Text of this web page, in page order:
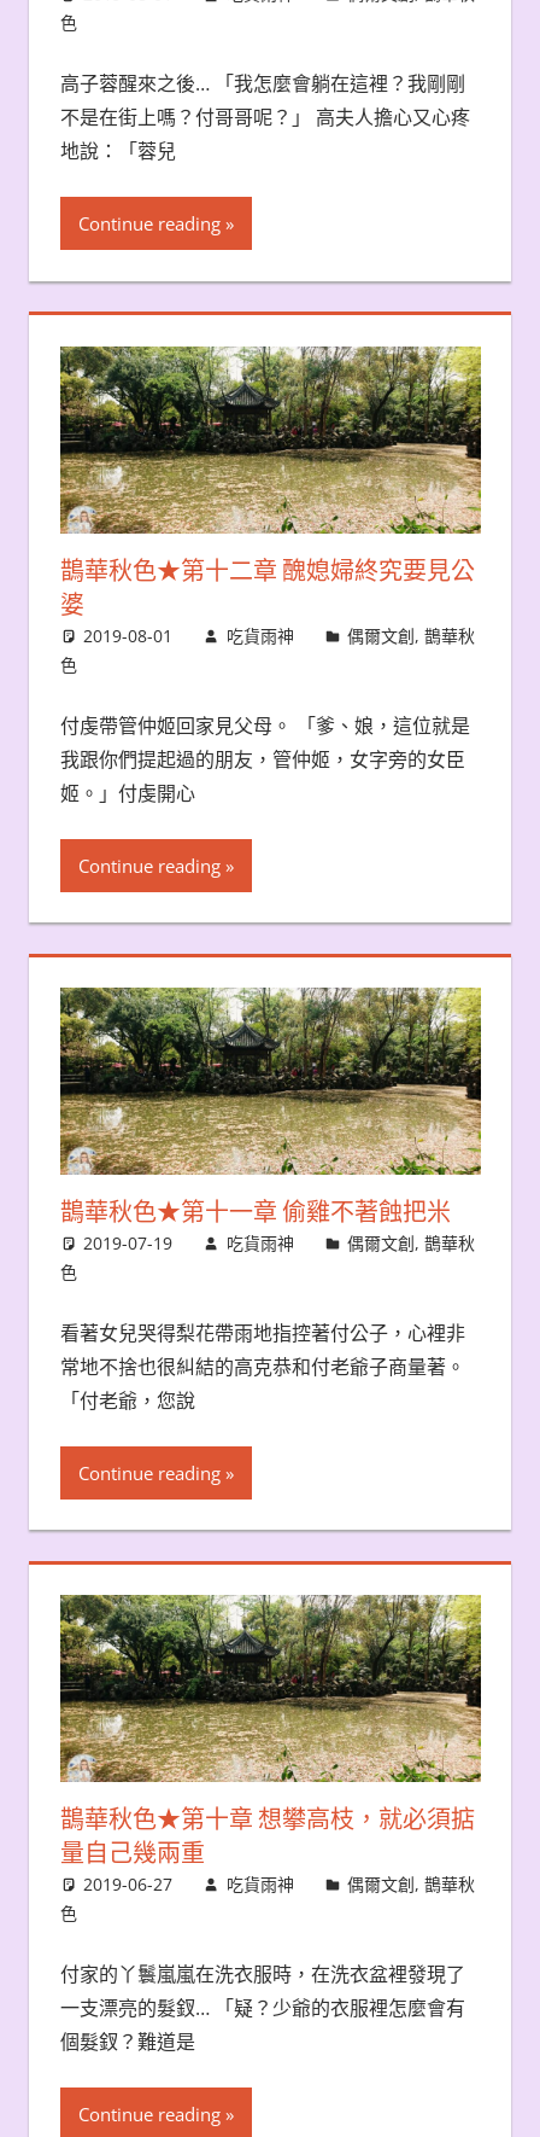
色
高子蓉醒來之後… 「我怎麼會躺在這裡？我剛剛
不是在街上嗎？付哥哥呢？」 高夫人擔心又心疼
地說：「蓉兒
Continue reading
鵲華秋色★第十二章 醜媳婦終究要見公
婆
2019-08-01 吃貨雨神 偶爾文創,鵲華秋
色
付虔帶管仲姬回家見父母。 「爹、娘，這位就是
我跟你們提起過的朋友，管仲姬，女字旁的女臣
姬。」付虔開心
Continue reading
鵲華秋色★第十一章 偷雞不著蝕把米
2019-07-19 吃貨雨神 偶爾文創,鵲華秋
色
看著女兒哭得梨花帶雨地指控著付公子，心裡非
常地不捨也很糾結的高克恭和付老爺子商量著。
「付老爺，您說
Continue reading
鵲華秋色★第十章 想攀高枝，就必須掂
量自己幾兩重
2019-06-27 吃貨雨神 偶爾文創,鵲華秋
色
付家的丫鬟嵐嵐在洗衣服時，在洗衣盆裡發現了
一支漂亮的髮釵… 「疑？少爺的衣服裡怎麼會有
個髮釵？難道是
Continue reading